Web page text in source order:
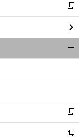
く
新
し
い
ウ
ィ
ン
ウ
開
く
新
し
い
新